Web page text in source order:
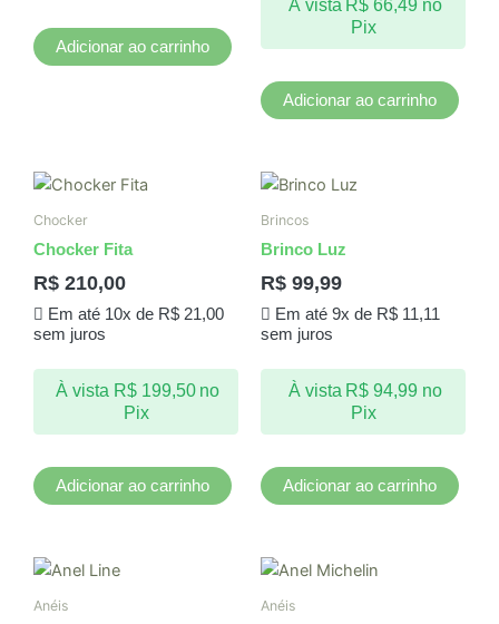
Adicionar ao carrinho
À vista R$ 66,49 no
Pix
Adicionar ao carrinho
Chocker
Chocker Fita
R$ 210,00
Em até 10x de R$21,00
sem juros
À vista R$199,50 no
Pix
Adicionar ao carrinho
Brincos
Brinco Luz
R$ 99,99
Em até 9x de R$11,11
sem juros
À vista R$ 94,99 no
Pix
Adicionar ao carrinho
Anéis Anéis